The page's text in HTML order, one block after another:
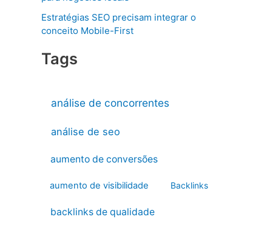
Estratégias SEO precisam integrar o
conceito Mobile-First
Tags
análise de concorrentes
análise de seo
aumento de conversões
aumento de visibilidade Backlinks
backlinks de qualidade